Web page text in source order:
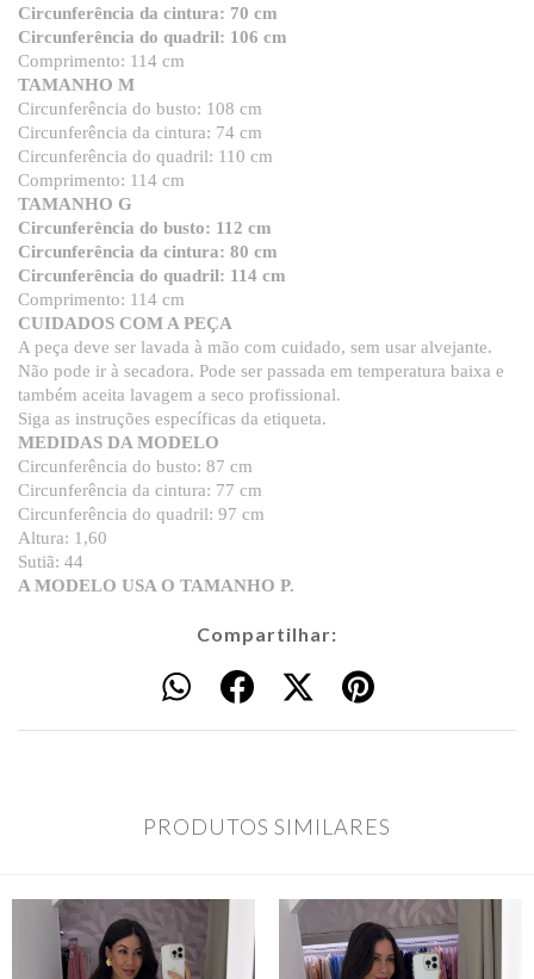
Circunferência da cintura: 70 cm
Circunferência do quadril: 106 cm
Comprimento: 114 cm
TAMANHO M
Circunferência do busto: 108 cm
Circunferência da cintura: 74 cm
Circunferência do quadril: 110 cm
Comprimento: 114 cm
TAMANHO G
Circunferência do busto: 112 cm
Circunferência da cintura: 80 cm
Circunferência do quadril: 114 cm
Comprimento: 114 cm
CUIDADOS COM A PEÇA
A peça deve ser lavada à mão com cuidado, sem usar alvejante.
Não pode ir à secadora. Pode ser passada em temperatura baixa e
também aceita lavagem a seco profissional.
Siga as instruções específicas da etiqueta.
MEDIDAS DA MODELO
Circunferência do busto: 87 cm
Circunferência da cintura: 77 cm
Circunferência do quadril: 97 cm
Altura: 1,60
Sutiã: 44
A MODELO USA O TAMANHO P.
Compartilhar:
PRODUTOS SIMILARES